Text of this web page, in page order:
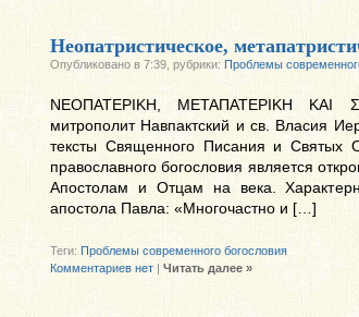
Неопатристическое,
Опубликовано в 7:39, рубрики: Проблемы
ΝΕΟΠΑΤΕΡΙΚΗ, ΜΕΤΑΠΑΤΕΡΙΚΗ ΚΑΙ
митрополит Навпактский и св. Власия
тексты Священного Писания и Святых
православного богословия является
Апостолам и Отцам на века.
апостола Павла: «Многочастно и […]
Теги: Проблемы современного богословия
Комментариев нет | Читать далее »